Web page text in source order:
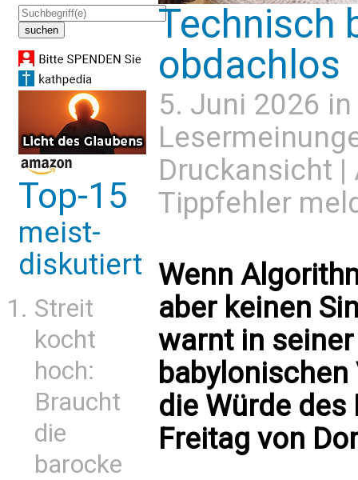
Top-15
meist-
diskutiert
Streit
kocht
hoch:
Braucht
die
barocke
Technisch
obdachlos
5. Juni 2026 in
Druckansicht |
Tippfehler
Wenn
aber keinen
warnt in
die Würde
Freitag von